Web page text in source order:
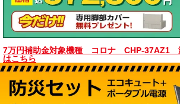
7万円補助金対象機種 コロナ CHP-37AZ1
はこちら